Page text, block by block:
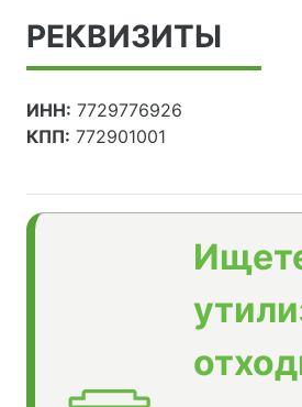
РЕКВИЗИТЫ
ИНН: 7729776926
КПП: 772901001